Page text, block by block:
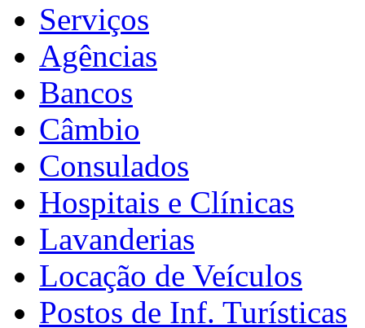
Serviços
Agências
Bancos
Câmbio
Consulados
Hospitais e Clínicas
Lavanderias
Locação de Veículos
Postos de Inf. Turísticas